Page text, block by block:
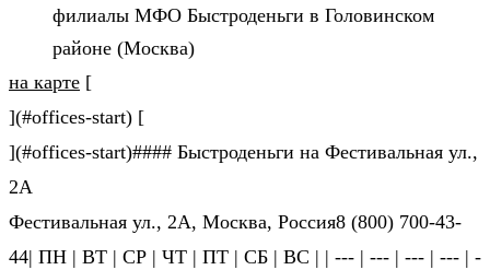
филиалы МФО Быстроденьги в Головинском
районе (Москва)
на карте [
](#offices-start) [
](#offices-start)#### Быстроденьги на Фестивальная ул.,
2А
Фестивальная ул., 2А, Москва, Россия8 (800) 700-43-
44| ПН | ВТ | СР | ЧТ | ПТ | СБ | ВС | | --- | --- | --- | --- | -